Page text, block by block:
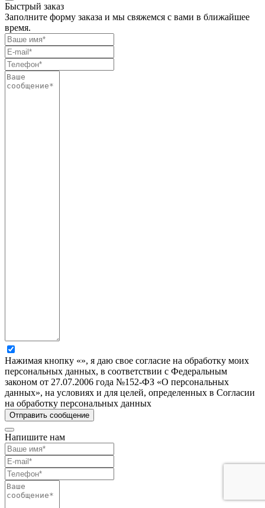
Быстрый заказ
Заполните форму заказа и мы свяжемся с вами в ближайшее
время.
Нажимая кнопку «», я даю свое согласие на обработку моих
персональных данных, в соответствии с Федеральным
законом от 27.07.2006 года №152-ФЗ «О персональных
данных», на условиях и для целей, определенных в Согласии
на обработку персональных данных
Напишите нам